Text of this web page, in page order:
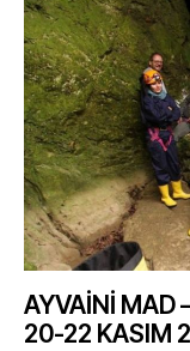
AYVAİNİ MAD
20-22 KASIM